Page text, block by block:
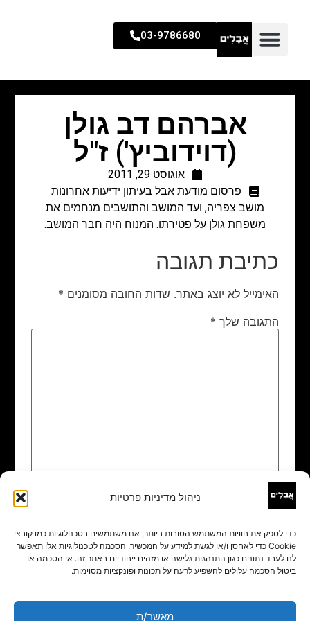
ניהול מדיניות פרטיות
כדי לספק את חוויות המשתמש הטובות ביותר, אנו משתמשים בטכנולוגיות כמו קובצי
Cookie כדי לאחסן ו/או לגשת למידע על המכשיר. הסכמה לטכנולוגיות אלו תאפשר
לנו לעבד נתונים כגון התנהגות גלישה או מזהים ייחודיים באתר זה. אי הסכמה או
ביטול הסכמה עלולים להשפיע לרעה על תכונות ופונקציות מסוימות.
מאשר/ת
03-9786680
אברהם דב גולן
(דוידוביץ') ז"ל
אוגוסט 29, 2011
פרסום מודעת אבל בעיתון ידיעות אחרונות
מושב צפריה, ועד המושב והתושבים מנחמים את
משפחת גולן על פטירתו. המנוח היה חבר המושב.
כתיבת תגובה
האימייל לא יוצג באתר. שדות החובה מסומנים *
התגובה שלך *
שם
אימייל*